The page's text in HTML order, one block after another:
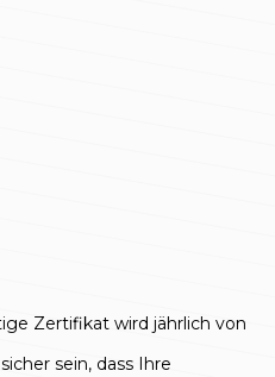
Zertifikat wird jährlich von
sein, dass Ihre